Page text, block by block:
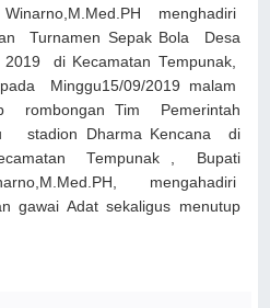
menghadiri
Turnamen Sepak Bola Desa
di Kecamatan Tempunak,
Minggu15/09/2019 malam
rombongan Tim Pemerintah
stadion Dharma Kencana di
Tempunak , Bupati
mengahadiri
gawai Adat sekaligus menutup